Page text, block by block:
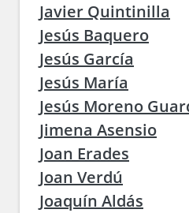
Javier Quintinilla
Jesús Baquero
Jesús García
Jesús María
Jesús Moreno
Jimena Asensio
Joan Erades
Joan Verdú
Joaquín Aldás